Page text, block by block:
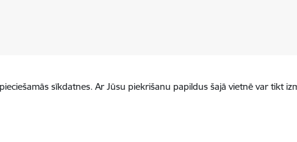
sīkdatnes. Ar Jūsu piekrišanu papildus šajā vietnē var tikt